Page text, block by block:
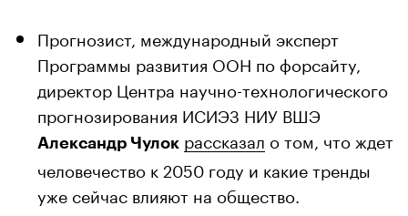
Прогнозист, международный эксперт
Программы развития ООН по форсайту,
директор Центра научно-технологического
прогнозирования ИСИЭЗ НИУ ВШЭ
Александр Чулок рассказал о том, что ждет
человечество к 2050 году и какие тренды
уже сейчас влияют на общество.